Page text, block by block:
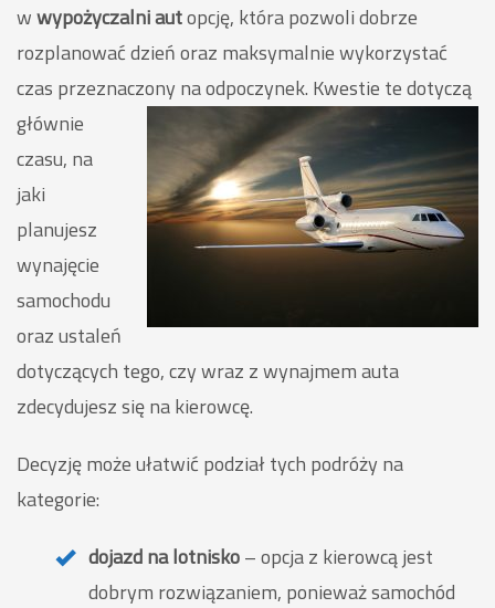
wwypożyczalni autopcję, która pozwoli dobrze
rozplanować dzień oraz maksymalnie wykorzystać
czas przeznaczony na odpoczynek. Kwestie te dotyczą
głównie
czasu, na
jaki
planujesz
wynajęcie
samochodu
oraz ustaleń
dotyczących tego, czy wraz z wynajmem auta
zdecydujesz się na kierowcę.
Decyzję może ułatwić podział tych podróży na
kategorie:
dojazd na lotnisko– opcja z kierowcą jest
dobrym rozwiązaniem, ponieważ samochód